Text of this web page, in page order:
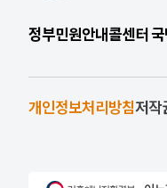
정부민원안내콜센터
개인정보처리방침저작